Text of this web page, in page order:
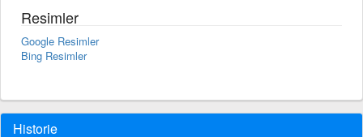
Resimler
Google Resimler
Bing Resimler
Historie